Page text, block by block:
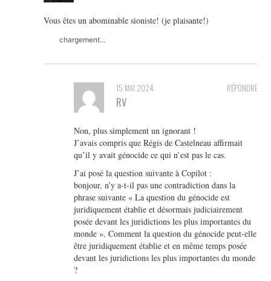
Vous êtes un abominable sioniste! (je plaisante!)
chargement…
RÉPONDRE
15 MAI 2024
RV
Non, plus simplement un ignorant !
J’avais compris que Régis de Castelneau affirmait
qu’il y avait génocide ce qui n’est pas le cas.
J’ai posé la question suivante à Copilot :
bonjour, n’y a-t-il pas une contradiction dans la
phrase suivante « La question du génocide est
juridiquement établie et désormais judiciairement
posée devant les juridictions les plus importantes du
monde ». Comment la question du génocide peut-elle
être juridiquement établie et en même temps posée
devant les juridictions les plus importantes du monde
?